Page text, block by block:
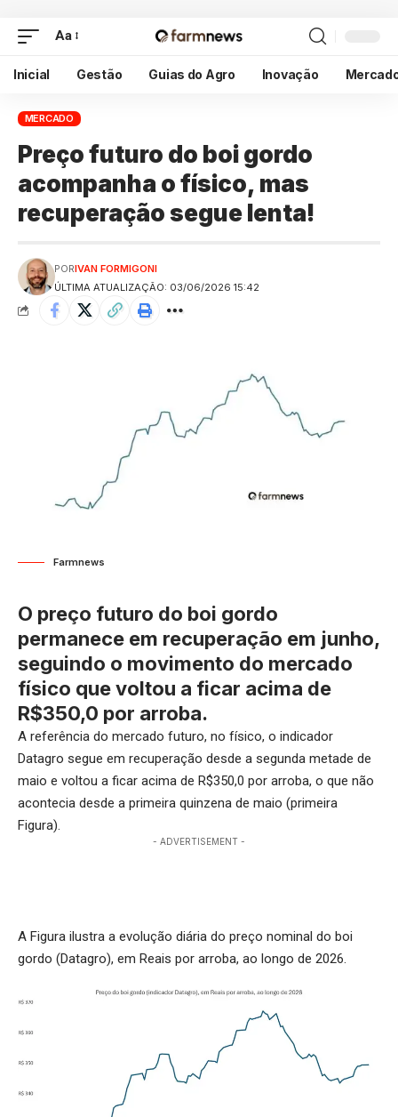
Aa
Inicial Gestão Guias do Agro Inovação
MERCADO
Preço futuro do boi gordo
acompanha o físico, mas
recuperação segue lenta!
ÚLTIMA ATUALIZAÇÃO: 03/06/2026 15:42
PORIVAN FORMIGONI
Farmnews
O preço futuro do boi gordo
permanece em recuperação em junho,
seguindo o movimento do mercado
físico que voltou a ficar acima de
R$350,0 por arroba.
A referência do mercado futuro, no físico, o indicador
Datagro segue em recuperação desde a segunda metade de
maio e voltou a ficar acima de R$350,0 por arroba, o que não
acontecia desde a primeira quinzena de maio (primeira
Figura).
- ADVERTISEMENT -
A Figura ilustra a evolução diária do preço nominal do boi
gordo (Datagro), em Reais por arroba, ao longo de 2026.